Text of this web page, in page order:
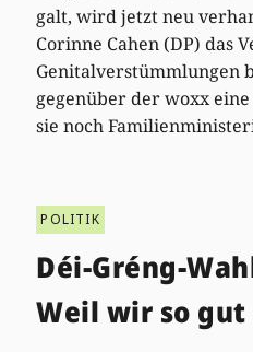
galt, wird jetzt neu
Corinne Cahen (DP) das
Genitalverstümmlungen
gegenüber der woxx
sie noch
POLITIK
Déi-Gréng-
Weil wir so